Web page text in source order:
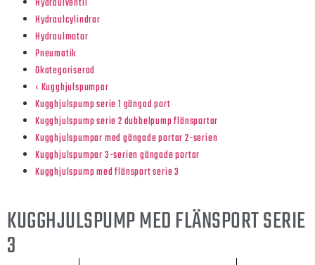
Hydraulcylindrar
Hydraulmotor
Pneumatik
Okategoriserad
‹ Kugghjulspumpar
Kugghjulspump serie 1 gängad port
Kugghjulspump serie 2 dubbelpump flänsportar
Kugghjulspumpar med gängade portar 2-serien
Kugghjulspumpar 3-serien gängade portar
Kugghjulspump med flänsport serie 3
KUGGHJULSPUMP MED FLÄNSPORT SERIE
3